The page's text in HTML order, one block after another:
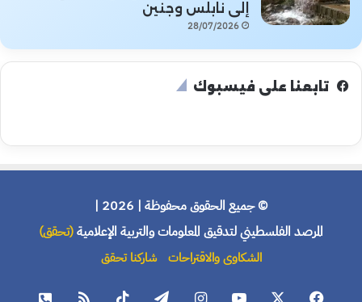
إلى نابلس وجنين
28/07/2026
تابعنا على فيسبوك
© جميع الحقوق محفوظة | 2026 |
المرصد الفلسطيني لتدقيق المعلومات والتربية الإعلامية(تحقق)
الشكاوى والاقتراحات شاركنا تحقق